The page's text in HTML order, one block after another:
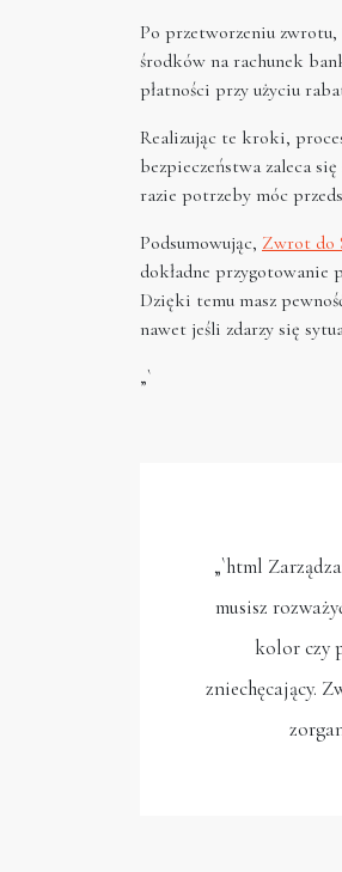
Po przetworzeniu
środków na rachunek
płatności przy użyciu
Realizując te kroki,
bezpieczeństwa zaleca
razie potrzeby móc
Podsumowując, Zwrot do
dokładne
Dzięki temu masz
nawet jeśli zdarzy się
„`
„`html
musisz
kolor czy
zniechęcający.